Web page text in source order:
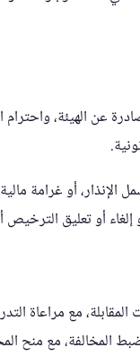
عن الهيئة، واحترام
أو غرامة
أو تعليق الترخيص
مع مراعاة
المخالفة، مع منح